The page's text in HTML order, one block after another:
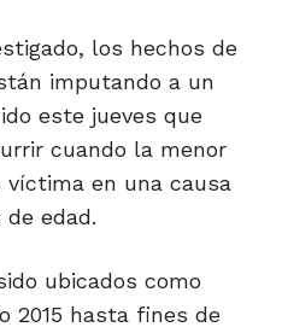
los hechos de
imputando a un
este jueves que
cuando la menor
en una causa
edad.
ubicados como
2015 hasta fines de